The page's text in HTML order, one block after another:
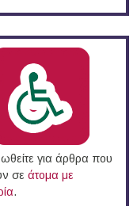
για άρθρα που
σε άτομα με
.